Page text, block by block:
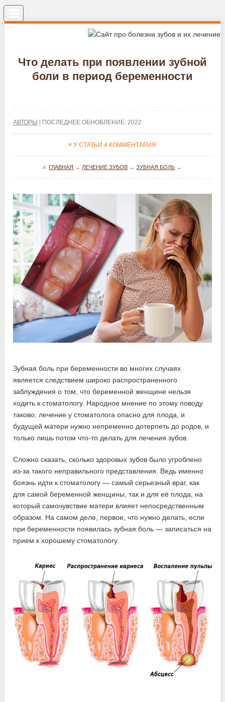
Что делать при появлении зубной
боли в период беременности
АВТОРЫ | ПОСЛЕДНЕЕ ОБНОВЛЕНИЕ: 2022
≡ У СТАТЬИ 4 КОММЕНТАРИЯ
≡ ГЛАВНАЯ → ЛЕЧЕНИЕ ЗУБОВ →ЗУБНАЯ БОЛЬ →
Зубная боль при беременности во многих случаях
является следствием широко распространенного
заблуждения о том, что беременной женщине нельзя
ходить к стоматологу. Народное мнение по этому поводу
таково: лечение у стоматолога опасно для плода, и
будущей матери нужно непременно дотерпеть до родов, и
только лишь потом что-то делать для лечения зубов.
Сложно сказать, сколько здоровых зубов было угроблено
из-за такого неправильного представления. Ведь именно
боязнь идти к стоматологу — самый серьезный враг, как
для самой беременной женщины, так и для её плода, на
который самочувствие матери влияет непосредственным
образом. На самом деле, первое, что нужно делать, если
при беременности появилась зубная боль — записаться на
прием к хорошему стоматологу.